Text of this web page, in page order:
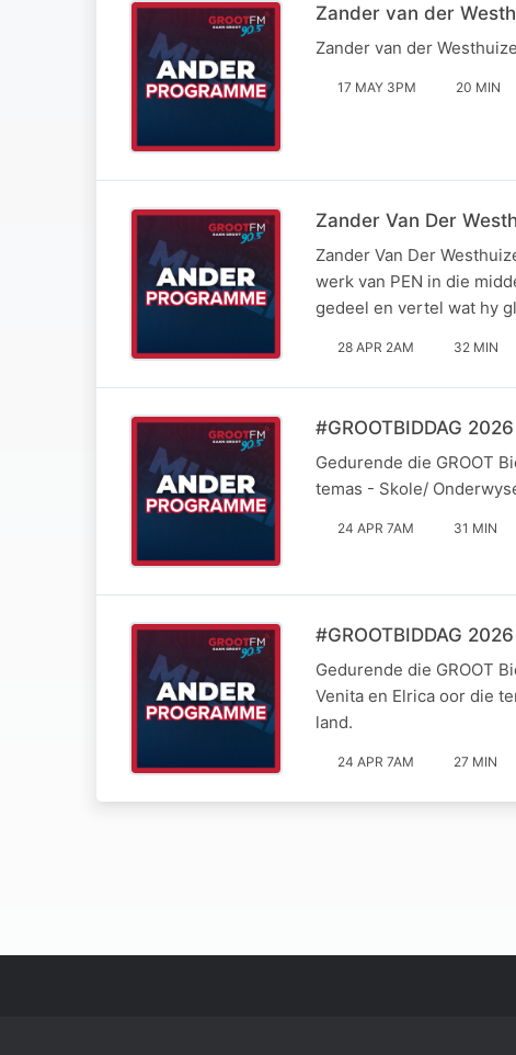
Zander van der
Zander van der
17 MAY 3PM 20 MIN
Zander Van Der
Zander Van Der
werk van PEN in die
gedeel en vertel wat hy
28 APR 2AM 32 MIN
#GROOTBIDDAG
Gedurende die GROOT
temas - Skole/
24 APR 7AM 31 MIN
#GROOTBIDDAG
Gedurende die GROOT
Venita en Elrica oor die
land.
24 APR 7AM 27 MIN